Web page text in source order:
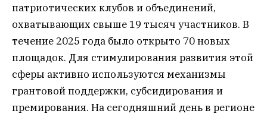
патриотических клубов и объединений,
охватывающих свыше 19 тысяч участников. В
течение 2025 года было открыто 70 новых
площадок. Для стимулирования развития этой
сферы активно используются механизмы
грантовой поддержки, субсидирования и
премирования. На сегодняшний день в регионе